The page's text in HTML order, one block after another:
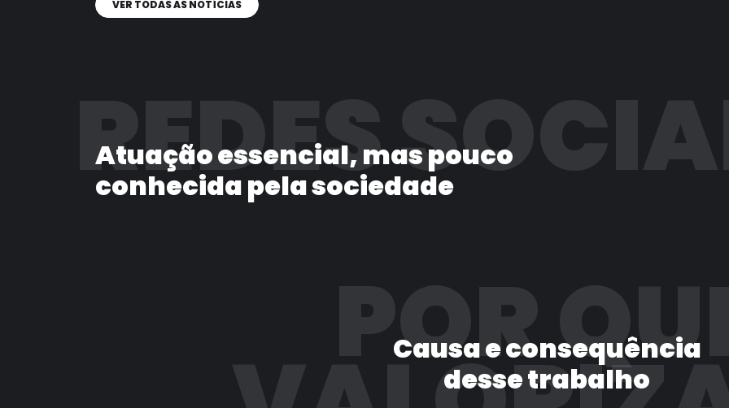
VER TODAS AS NOTÍCIAS
REDES
Atuação essencial, mas pouco
conhecida pela sociedade
POR
Causa e consequência
desse trabalho